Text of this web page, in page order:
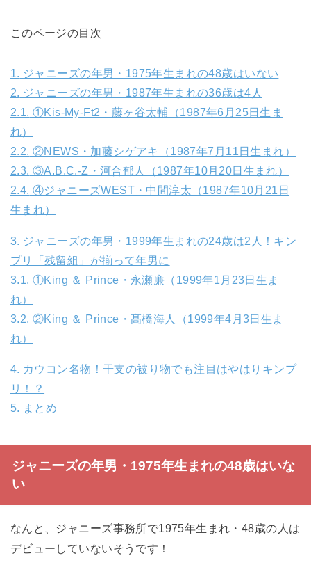
このページの目次
1. ジャニーズの年男・1975年生まれの48歳はいない
2. ジャニーズの年男・1987年生まれの36歳は4人
2.1. ①Kis-My-Ft2・藤ヶ谷太輔（1987年6月25日生ま
れ）
2.2. ②NEWS・加藤シゲアキ（1987年7月11日生まれ）
2.3. ③A.B.C.-Z・河合郁人（1987年10月20日生まれ）
2.4. ④ジャニーズWEST・中間淳太（1987年10月21日
生まれ）
3. ジャニーズの年男・1999年生まれの24歳は2人！キン
プリ「残留組」が揃って年男に
3.1. ①King ＆ Prince・永瀬廉（1999年1月23日生ま
れ）
3.2. ②King ＆ Prince・髙橋海人（1999年4月3日生ま
れ）
4. カウコン名物！干支の被り物でも注目はやはりキンプ
リ！？
5. まとめ
ジャニーズの年男・1975年生まれの48歳はいな
い
なんと、ジャニーズ事務所で1975年生まれ・48歳の人は
デビューしていないそうです！